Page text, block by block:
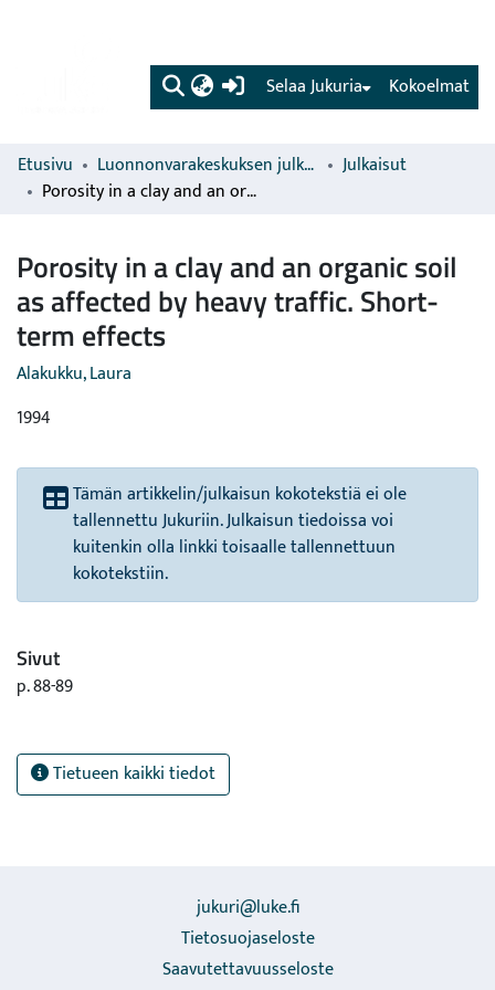
(current) Kokoelmat
Selaa Jukuria
Etusivu Luonnonvarakeskuksen julkaisut
Julkaisut
Porosity in a clay and an organic soil as affected by heavy traffic. Short-term effects
Porosity in a clay and an organic soil
as affected by heavy traffic. Short-
term effects
Alakukku, Laura
1994
Tämän artikkelin/julkaisun kokotekstiä ei ole
tallennettu Jukuriin. Julkaisun tiedoissa voi
kuitenkin olla linkki toisaalle tallennettuun
kokotekstiin.
Sivut
p. 88-89
Tietueen kaikki tiedot
jukuri@luke.fi
Tietosuojaseloste
Saavutettavuusseloste